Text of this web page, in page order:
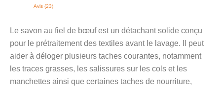
Avis (23)
Le savon au fiel de bœuf est un détachant solide conçu
pour le prétraitement des textiles avant le lavage. Il peut
aider à déloger plusieurs taches courantes, notamment
les traces grasses, les salissures sur les cols et les
manchettes ainsi que certaines taches de nourriture,